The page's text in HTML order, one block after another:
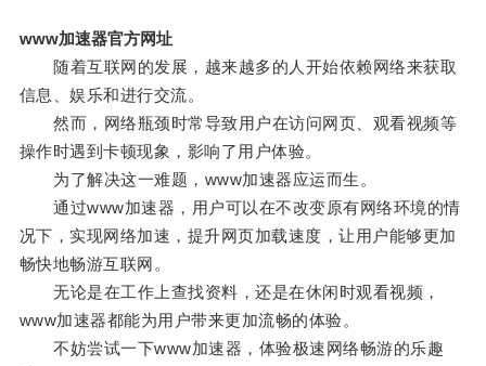
www加速器官方网址
随着互联网的发展，越来越多的人开始依赖网络来获取
信息、娱乐和进行交流。
然而，网络瓶颈时常导致用户在访问网页、观看视频等
操作时遇到卡顿现象，影响了用户体验。
为了解决这一难题，www加速器应运而生。
通过www加速器，用户可以在不改变原有网络环境的情
况下，实现网络加速，提升网页加载速度，让用户能够更加
畅快地畅游互联网。
无论是在工作上查找资料，还是在休闲时观看视频，
www加速器都能为用户带来更加流畅的体验。
不妨尝试一下www加速器，体验极速网络畅游的乐趣